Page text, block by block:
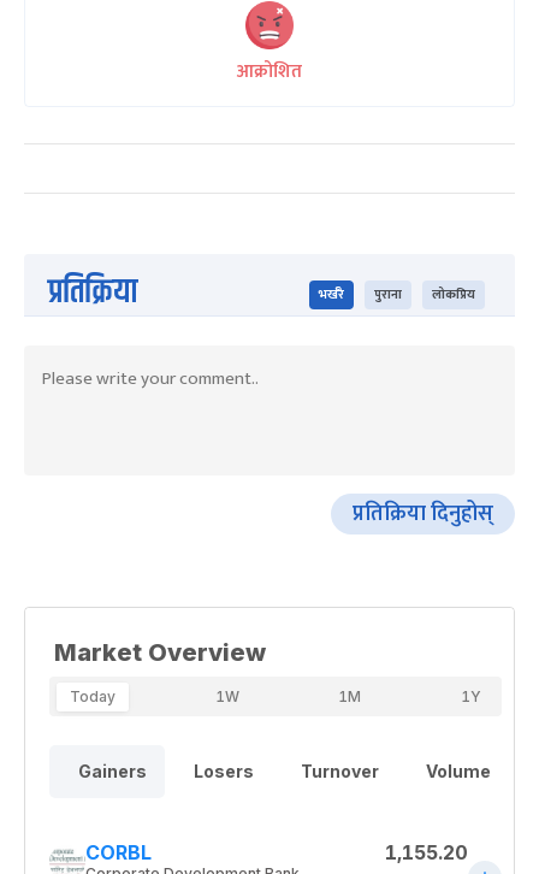
आक्रोशित
प्रतिक्रिया भर्खरै पुराना लोकप्रिय
प्रतिक्रिया दिनुहोस्